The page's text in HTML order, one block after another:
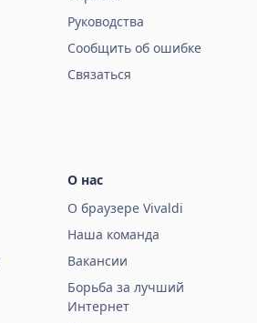
Руководства
Сообщить об ошибке
Связаться
О нас
О браузере Vivaldi
Наша команда
Вакансии
Борьба за лучший
Интернет